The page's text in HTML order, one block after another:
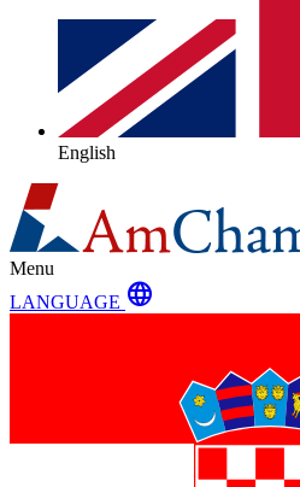
English
Menu
LANGUAGE language